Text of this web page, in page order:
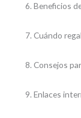
Beneficios
Cuándo
Consejos
Enlaces